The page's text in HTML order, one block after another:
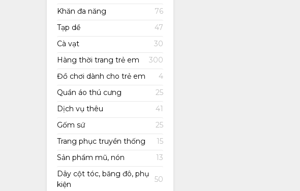
Khăn đa năng
76
Tạp dề
47
Cà vạt
30
Hàng thời trang trẻ em
300
Đồ chơi dành cho trẻ em
4
Quần áo thú cưng
25
Dịch vụ thêu
41
Gốm sứ
25
Trang phục truyền thống
15
Sản phẩm mũ, nón
13
Dây cột tóc, băng đô, phụ
kiện
50